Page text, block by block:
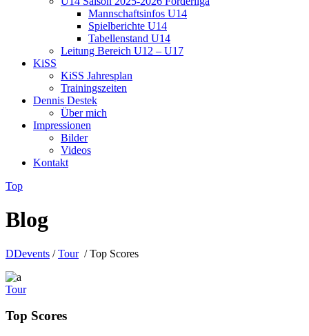
Mannschaftsinfos U14
Spielberichte U14
Tabellenstand U14
Leitung Bereich U12 – U17
KiSS
KiSS Jahresplan
Trainingszeiten
Dennis Destek
Über mich
Impressionen
Bilder
Videos
Kontakt
Top
Blog
DDevents /Tour /Top Scores
Tour
Top Scores